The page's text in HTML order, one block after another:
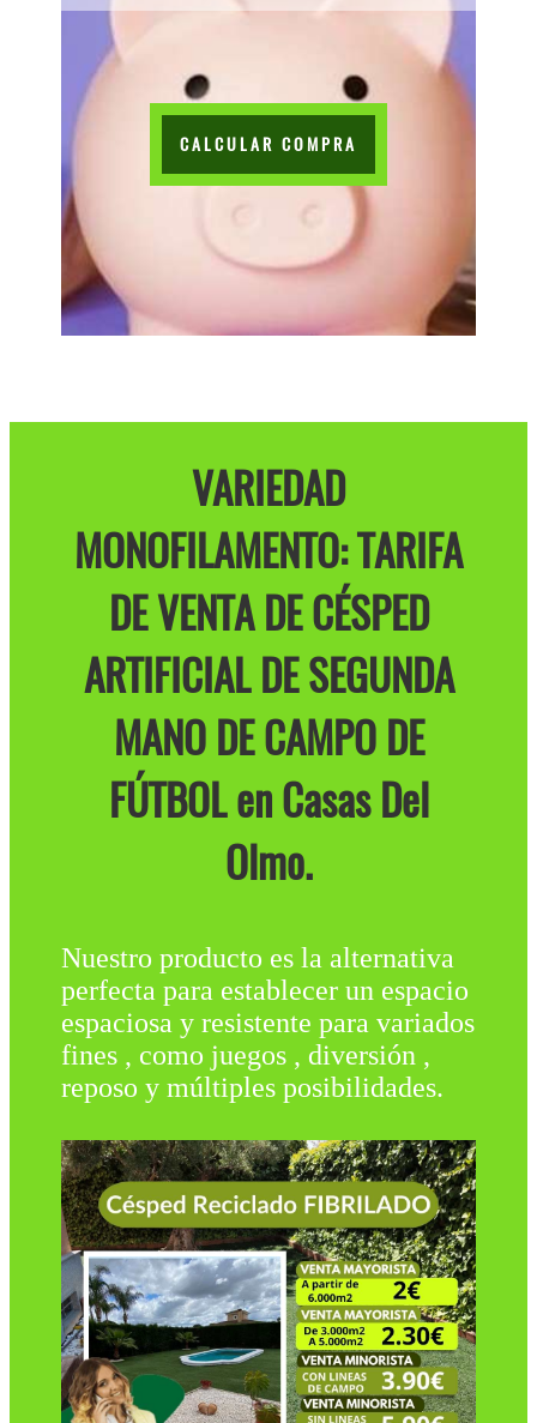
CALCULAR COMPRA
VARIEDAD
MONOFILAMENTO: TARIFA
DE VENTA DE CÉSPED
ARTIFICIAL DE SEGUNDA
MANO DE CAMPO DE
FÚTBOL en Casas Del
Olmo.
Nuestro producto es la alternativa
perfecta para establecer un espacio
espaciosa y resistente para variados
fines , como juegos , diversión ,
reposo y múltiples posibilidades.